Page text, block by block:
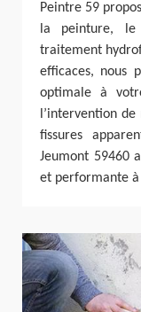
Peintre 59
la peinture, le
traitement
efficaces, nous
optimale à
l’intervention
fissures
Jeumont 59460
et performante à